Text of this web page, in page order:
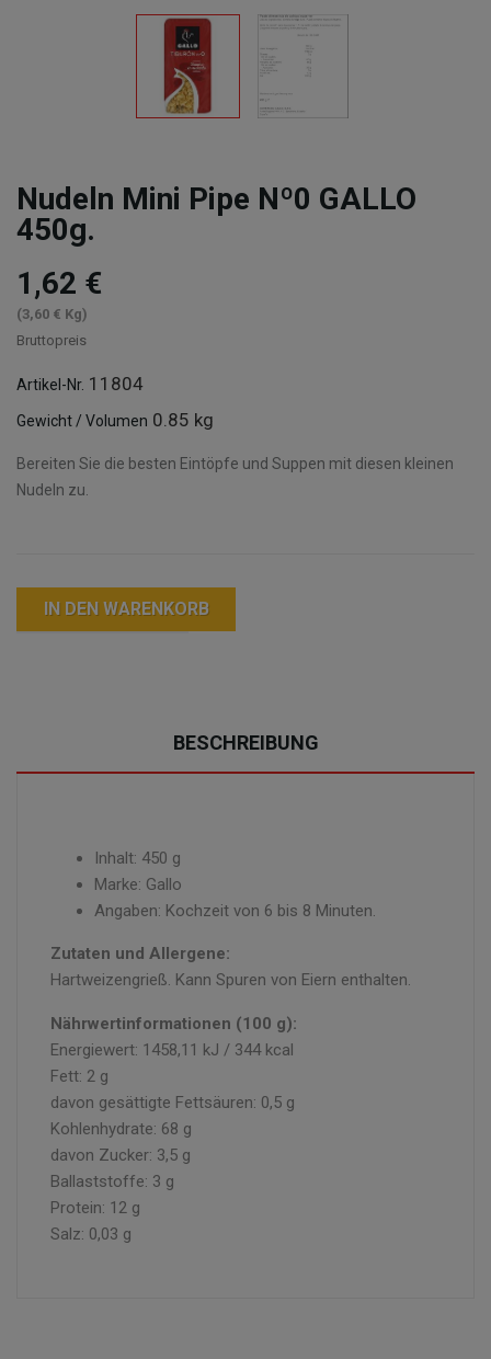
Nudeln Mini Pipe Nº0 GALLO
450g.
1,62 €
(3,60 € Kg)
Bruttopreis
Artikel-Nr. 11804
Gewicht / Volumen 0.85 kg
Bereiten Sie die besten Eintöpfe und Suppen mit diesen kleinen
Nudeln zu.
IN DEN WARENKORB
BESCHREIBUNG
Inhalt: 450 g
Marke: Gallo
Angaben: Kochzeit von 6 bis 8 Minuten.
Zutaten und Allergene:
Hartweizengrieß. Kann Spuren von Eiern enthalten.
Nährwertinformationen (100 g):
Energiewert: 1458,11 kJ / 344 kcal
Fett: 2 g
davon gesättigte Fettsäuren: 0,5 g
Kohlenhydrate: 68 g
davon Zucker: 3,5 g
Ballaststoffe: 3 g
Protein: 12 g
Salz: 0,03 g